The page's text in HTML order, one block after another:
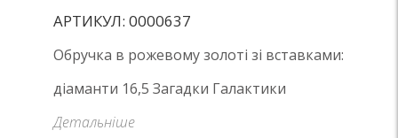
АРТИКУЛ: 0000637
Обручка в рожевому золоті зі вставками:
діаманти 16,5 Загадки Галактики
Детальніше